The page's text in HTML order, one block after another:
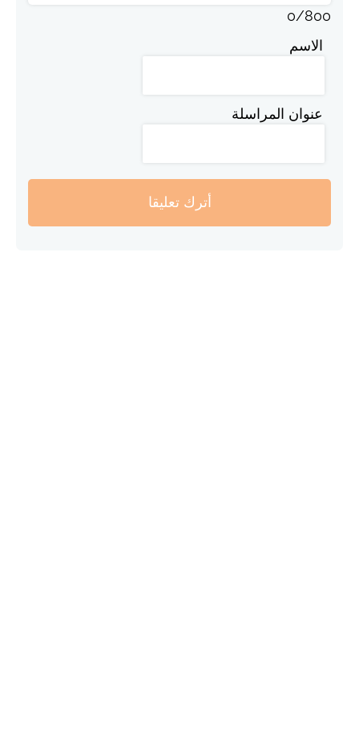
0/800
الاسم
عنوان المراسلة
أترك تعليقا